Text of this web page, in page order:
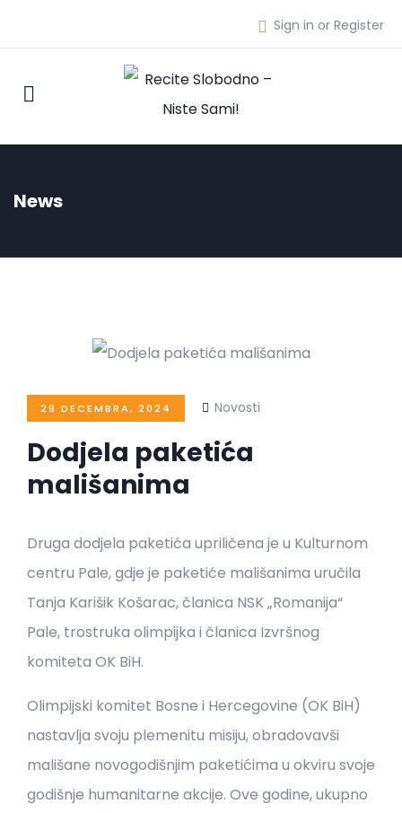
Sign in or Register
News
29 DECEMBRA, 2024 Novosti
Dodjela paketića
mališanima
Druga dodjela paketića upriličena je u Kulturnom
centru Pale, gdje je paketiće mališanima uručila
Tanja Karišik Košarac, članica NSK „Romanija“
Pale, trostruka olimpijka i članica Izvršnog
komiteta OK BiH.
Olimpijski komitet Bosne i Hercegovine (OK BiH)
nastavlja svoju plemenitu misiju, obradovavši
mališane novogodišnjim paketićima u okviru svoje
godišnje humanitarne akcije. Ove godine, ukupno